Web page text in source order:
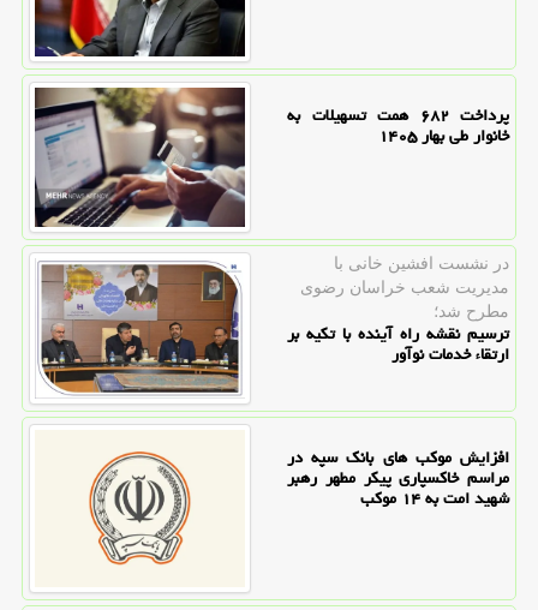
پرداخت ۶۸۲ همت تسهیلات به
خانوار طی بهار ۱۴۰۵
در نشست افشین خانی با
مدیریت شعب خراسان رضوی
مطرح شد؛
ترسیم نقشه راه آینده با تکیه بر
ارتقاء خدمات نوآور
افزایش موکب های بانک سپه در
مراسم خاکسپاری پیکر مطهر رهبر
شهید امت به ۱۴ موکب